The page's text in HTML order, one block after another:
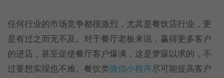
任何行业的市场竞争都很激烈，尤其是餐饮店行业，更
是有过之而无不及。对于餐厅老板来说，赢得更多客户
的进店，甚至促使餐厅客户爆满，这是梦寐以求的，不
过要想实现也不难。餐饮类微信小程序尽可能提高客户